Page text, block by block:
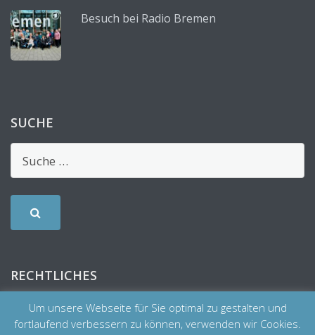
Besuch bei Radio Bremen
SUCHE
RECHTLICHES
Um unsere Webseite für Sie optimal zu gestalten und
fortlaufend verbessern zu können, verwenden wir Cookies.